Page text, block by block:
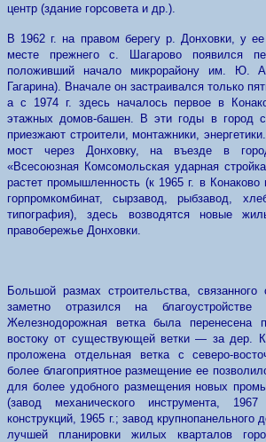
центр (здание горсовета и др.).
В 1962 г. на правом берегу р. Донховки, у
месте прежнего с. Шагарово появился
положивший начало микрорайону им. Ю.
Гагарина). Вначале он застраивался только
а с 1974 г. здесь началось первое в
этажных домов-башен. В эти годы в город
приезжают строители, монтажники,
мост через Донховку, на въезде в
«Всесоюзная Комсомольская ударная
растет промышленность (к 1965 г. в
горпромкомбинат, сырзавод, рыбзавод,
типография), здесь возводятся новые
правобережье Донховки.
Большой размах строительства,
заметно отразился на
Железнодорожная ветка была
востоку от существующей ветки — за дер.
проложена отдельная ветка с северо-
более благоприятное размещение ее
для более удобного размещения новых
(завод механического инструмента,
конструкций, 1965 г.; завод крупнопанельного
лучшей планировки жилых кварталов